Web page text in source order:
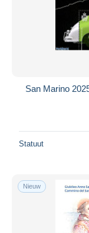
San Marino
Statuut
Nieuw